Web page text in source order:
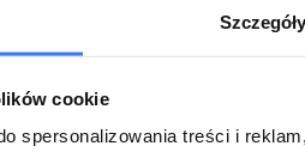
Szczegóły
cookie
spersonalizowania treści i